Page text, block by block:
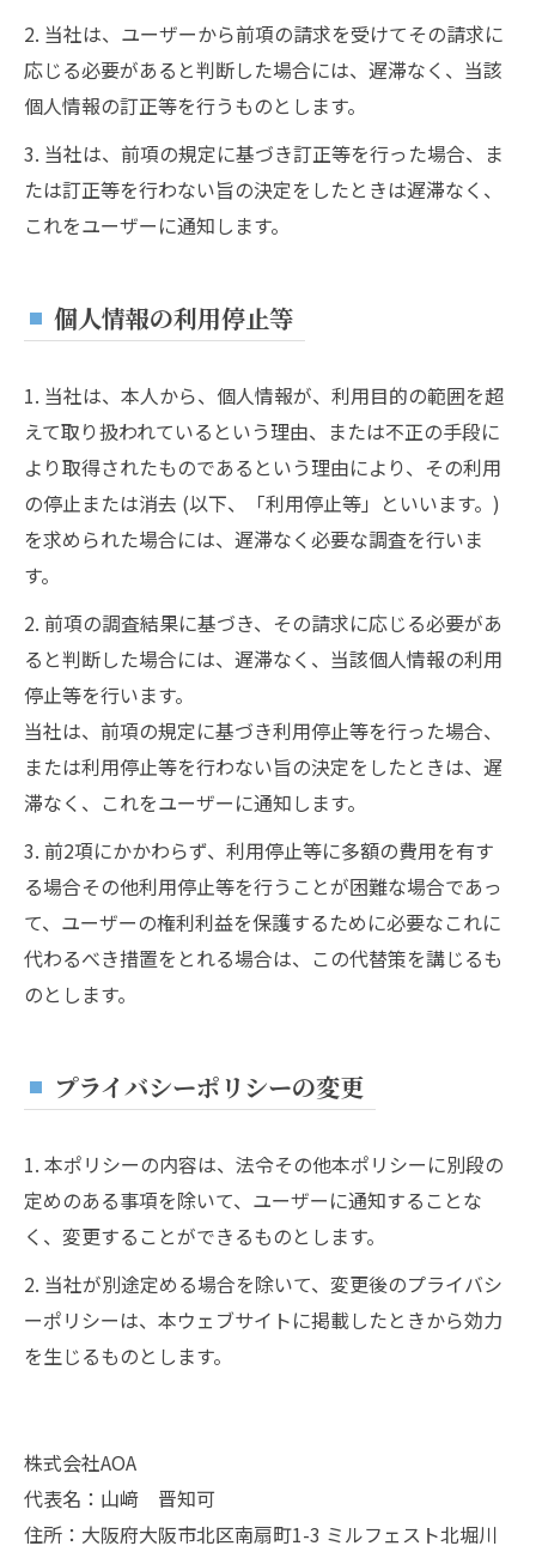
2. 当社は、ユーザーから前項の請求を受けてその請求に
応じる必要があると判断した場合には、遅滞なく、当該
個人情報の訂正等を行うものとします。
3. 当社は、前項の規定に基づき訂正等を行った場合、ま
たは訂正等を行わない旨の決定をしたときは遅滞なく、
これをユーザーに通知します。
個人情報の利用停止等
1. 当社は、本人から、個人情報が、利用目的の範囲を超
えて取り扱われているという理由、または不正の手段に
より取得されたものであるという理由により、その利用
の停止または消去 (以下、「利用停止等」といいます。)
を求められた場合には、遅滞なく必要な調査を行いま
す。
2. 前項の調査結果に基づき、その請求に応じる必要があ
ると判断した場合には、遅滞なく、当該個人情報の利用
停止等を行います。
当社は、前項の規定に基づき利用停止等を行った場合、
または利用停止等を行わない旨の決定をしたときは、遅
滞なく、これをユーザーに通知します。
3. 前2項にかかわらず、利用停止等に多額の費用を有す
る場合その他利用停止等を行うことが困難な場合であっ
て、ユーザーの権利利益を保護するために必要なこれに
代わるべき措置をとれる場合は、この代替策を講じるも
のとします。
プライバシーポリシーの変更
1. 本ポリシーの内容は、法令その他本ポリシーに別段の
定めのある事項を除いて、ユーザーに通知することな
く、変更することができるものとします。
2. 当社が別途定める場合を除いて、変更後のプライバシ
ーポリシーは、本ウェブサイトに掲載したときから効力
を生じるものとします。
株式会社AOA
代表名：山﨑 晋知可
住所：大阪府大阪市北区南扇町1-3 ミルフェスト北堀川